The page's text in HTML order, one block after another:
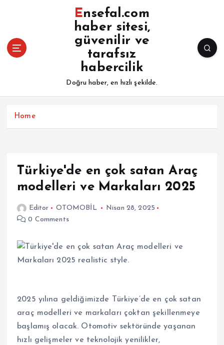
t
Ensefal.com
haber sitesi,
güvenilir ve
tarafsız
habercilik
Doğru haber, en hızlı şekilde.
Home
Türkiye'de en çok satan Araç
modelleri ve Markaları 2025
Editor OTOMOBİL
Nisan 28, 2025
0 Comments
2025 yılına geldiğimizde Türkiye’de en çok satan
araç modelleri ve markaları çoktan şekillenmeye
başlamış olacak. Otomotiv sektöründe yaşanan
hızlı gelişmeler ve teknolojik yenilikler,